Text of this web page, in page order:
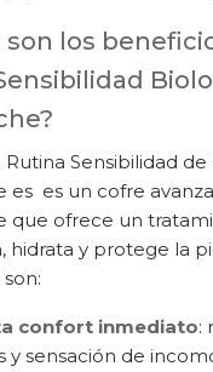
son los
Rutina Sensibilidad
es es un cofre
que ofrece un
hidrata y protege la
confort inmediato:
y sensación de